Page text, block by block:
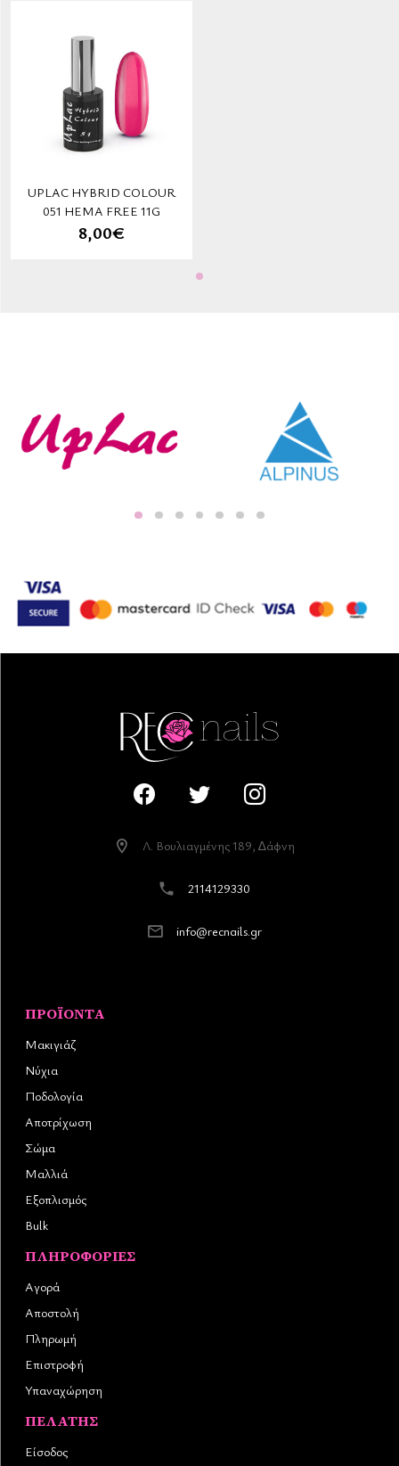
UPLAC HYBRID COLOUR
051 HEMA FREE 11G
8,00€
Λ. Βουλιαγµένης 189, ∆άφνη
2114129330
info@recnails.gr
ΠΡΟΪΌΝΤΑ
Μακιγιάζ
Νύχια
Ποδολογία
Αποτρίχωση
Σώμα
Μαλλιά
Εξοπλισμός
Bulk
ΠΛΗΡΟΦΟΡΊΕΣ
Αγορά
Αποστολή
Πληρωμή
Επιστροφή
Υπαναχώρηση
ΠΕΛΆΤΗΣ
Είσοδος